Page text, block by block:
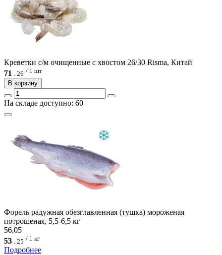
Креветки с/м очищенные с хвостом 26/30 Risma, Китай
71 . 26 / 1 шт
В корзину
На складе доступно: 60
Форель радужная обезглавленная (тушка) мороженая
потрошеная, 5,5-6,5 кг
56,05
53 . 25 / 1 кг
Подробнее